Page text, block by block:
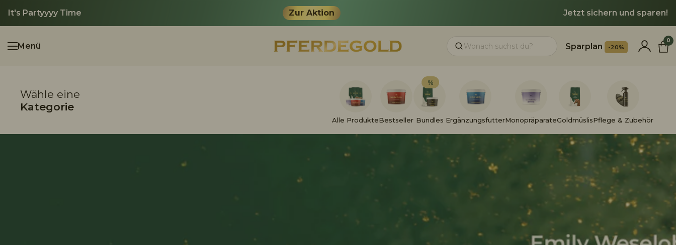
↵Zum Inhalt springen
↵Zum Menü springen
↵Barrierefreiheits-Widget öffnen
It's Partyyyy Time Zur Aktion Jetzt sichern und sparen!
Menü öffnen
Menü Suchen Sparplan -20%
0
Wähle eine
Kategorie
Alle ProdukteBestseller
%
Bundles ErgänzungsfutterMonopräparateGoldmüslisPflege & Zubehör